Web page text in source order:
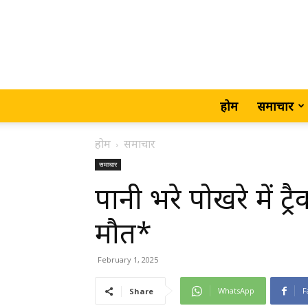
होम समाचार
होम समाचार
समाचार
पानी भरे पोखरे में
मौत*
February 1, 2025
Share WhatsApp